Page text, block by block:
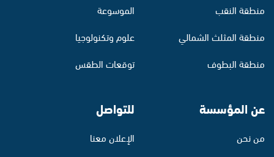
منطقة النقب
منطقة المثلث الشمالي
منطقة البطوف
الموسوعة
علوم وتكنولوجيا
توقعات الطقس
عن المؤسسة
من نحن
للتواصل
الإعلان معنا